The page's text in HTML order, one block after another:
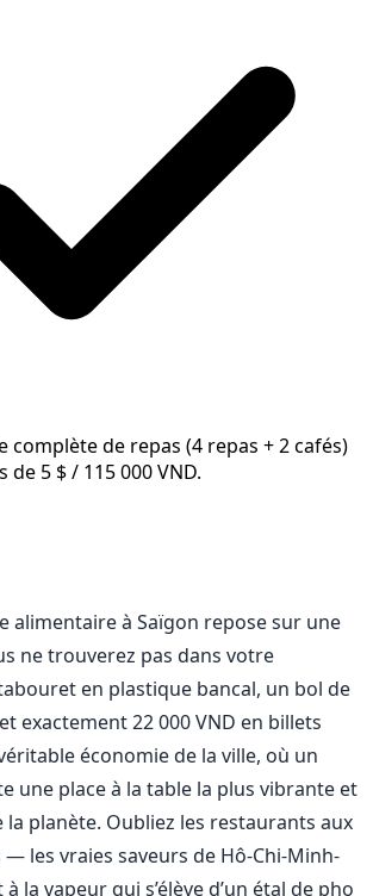
complète de repas (4 repas + 2 cafés)
de 5 $ / 115 000 VND.
alimentaire à Saïgon repose sur une
ne trouverez pas dans votre
en plastique bancal, un bol de
exactement 22 000 VND en billets
économie de la ville, où un
une place à la table la plus vibrante et
planète. Oubliez les restaurants aux
les vraies saveurs de Hô-Chi-Minh-
la vapeur qui s’élève d’un étal de pho